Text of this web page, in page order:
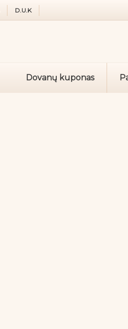
D.U.K
Dovanų kuponas